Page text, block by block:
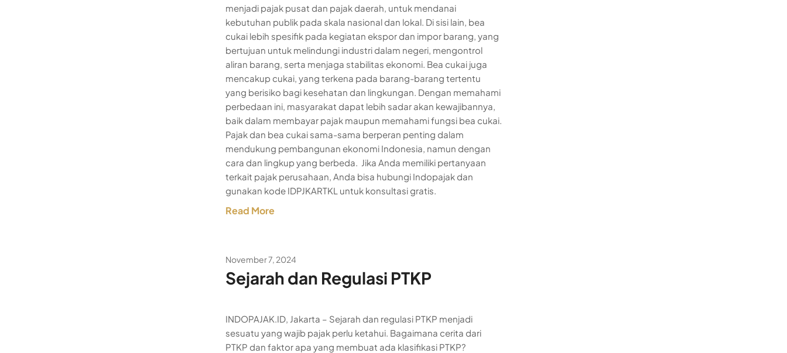
menjadi pajak pusat dan pajak daerah, untuk mendanai
kebutuhan publik pada skala nasional dan lokal. Di sisi lain, bea
cukai lebih spesifik pada kegiatan ekspor dan impor barang, yang
bertujuan untuk melindungi industri dalam negeri, mengontrol
aliran barang, serta menjaga stabilitas ekonomi. Bea cukai juga
mencakup cukai, yang terkena pada barang-barang tertentu
yang berisiko bagi kesehatan dan lingkungan. Dengan memahami
perbedaan ini, masyarakat dapat lebih sadar akan kewajibannya,
baik dalam membayar pajak maupun memahami fungsi bea cukai.
Pajak dan bea cukai sama-sama berperan penting dalam
mendukung pembangunan ekonomi Indonesia, namun dengan
cara dan lingkup yang berbeda. Jika Anda memiliki pertanyaan
terkait pajak perusahaan, Anda bisa hubungi Indopajak dan
gunakan kode IDPJKARTKL untuk konsultasi gratis.
Read More
November 7, 2024
Sejarah dan Regulasi PTKP
INDOPAJAK.ID, Jakarta – Sejarah dan regulasi PTKP menjadi
sesuatu yang wajib pajak perlu ketahui. Bagaimana cerita dari
PTKP dan faktor apa yang membuat ada klasifikasi PTKP?